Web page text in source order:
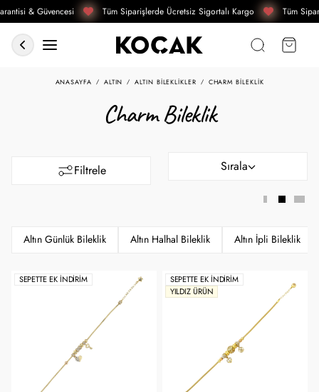
& Güvencesi Tüm Siparişlerde Ücretsiz Sigortalı Kargo Tüm
ANASAYFA ALTIN ALTIN BILEKLIKLER CHARM BILEKLIK
Charm Bileklik
Filtrele Sırala
Altın Günlük Bileklik Altın Halhal Bileklik Altın İpli Bileklik
SEPETTE EK İNDIRIM
SEPETTE EK İNDIRIM
YILDIZ ÜRÜN